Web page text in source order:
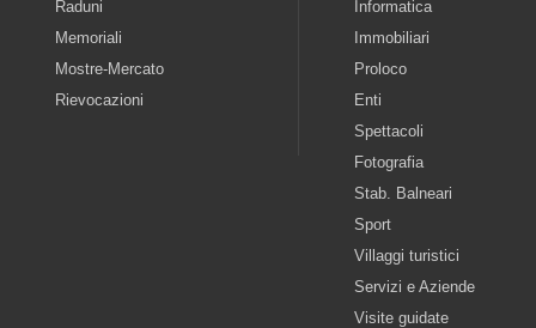
Raduni
Memoriali
Mostre-Mercato
Rievocazioni
Informatica
Immobiliari
Proloco
Enti
Spettacoli
Fotografia
Stab. Balneari
Sport
Villaggi turistici
Servizi e Aziende
Visite guidate